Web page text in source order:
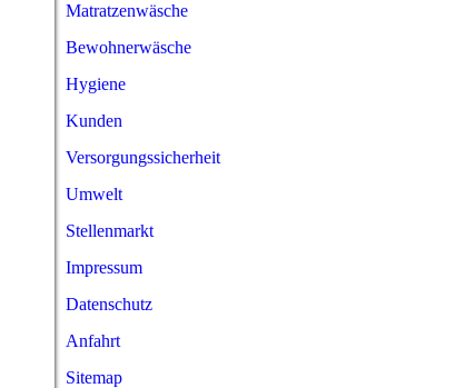
Matratzenwäsche
Bewohnerwäsche
Hygiene
Kunden
Versorgungssicherheit
Umwelt
Stellenmarkt
Impressum
Datenschutz
Anfahrt
Sitemap